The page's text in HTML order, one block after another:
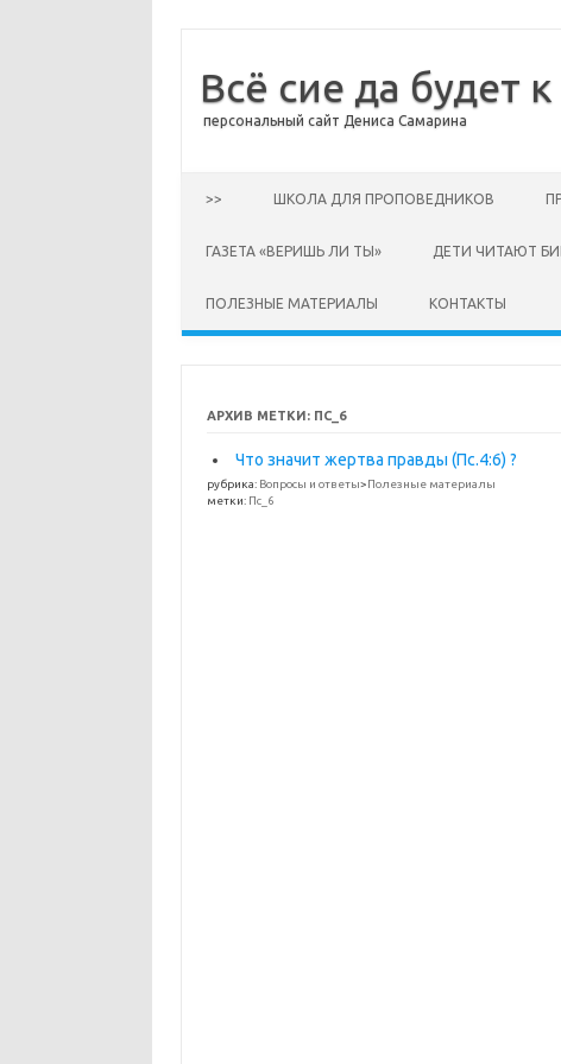
Всё сие да будет
персональный сайт Дениса Самарина
>> ШКОЛА ДЛЯ ПРОПОВЕДНИКОВ
ГАЗЕТА «ВЕРИШЬ ЛИ ТЫ» ДЕТИ ЧИТАЮТ
ПОЛЕЗНЫЕ МАТЕРИАЛЫ КОНТАКТЫ
АРХИВ МЕТКИ: ПС_6
Что значит жертва правды (Пс.4:6) ?
рубрика: Вопросы и ответы>Полезные материалы
метки: Пс_6